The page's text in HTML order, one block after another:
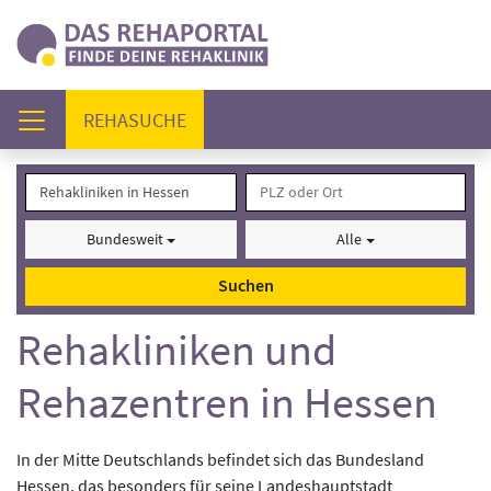
REHASUCHE(AKTUELL)
Bundesweit Alle
Suchen
Rehakliniken und
Rehazentren in Hessen
In der Mitte Deutschlands befindet sich das Bundesland
Hessen, das besonders für seine Landeshauptstadt